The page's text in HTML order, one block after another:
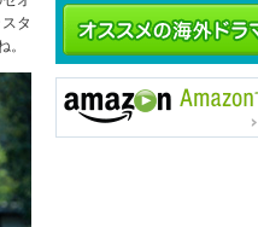
タ
。